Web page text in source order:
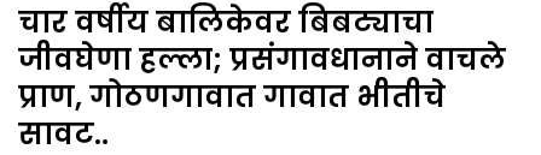
चार वर्षीय बालिकेवर बिबट्याचा
जीवघेणा हल्ला; प्रसंगावधानाने वाचले
प्राण, गोठणगावात गावात भीतीचे
सावट..